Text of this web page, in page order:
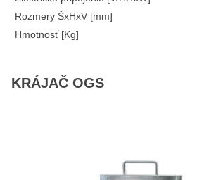
Rozmery ŠxHxV [mm]
Hmotnosť [Kg]
KRÁJAČ OGS